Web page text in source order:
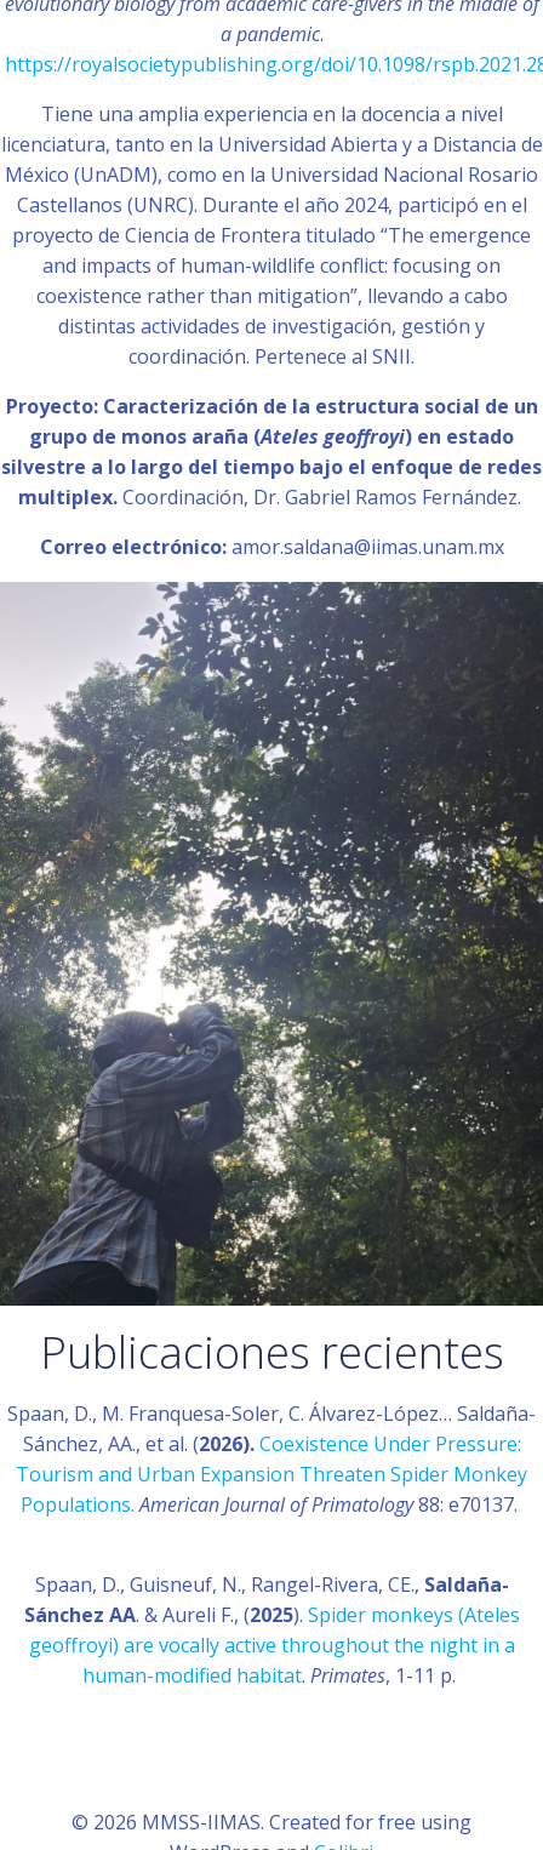
a pandemic.
https://royalsocietypublishing.org/doi/10.1098/
Tiene una amplia experiencia en la docencia a nivel
licenciatura, tanto en la Universidad Abierta y a Distancia de
México (UnADM), como en la Universidad Nacional Rosario
Castellanos (UNRC). Durante el año 2024, participó en el
proyecto de Ciencia de Frontera titulado “The emergence
and impacts of human-wildlife conflict: focusing on
coexistence rather than mitigation”, llevando a cabo
distintas actividades de investigación, gestión y
coordinación. Pertenece al SNII.
Proyecto: Caracterización de la estructura social de un
grupo de monos araña (Ateles geoffroyi) en estado
silvestre a lo largo del tiempo bajo el enfoque de redes
multiplex.Coordinación, Dr. Gabriel Ramos Fernández.
Correo electrónico:amor.saldana@iimas.unam.mx
Publicaciones recientes
Spaan, D., M. Franquesa-Soler, C. Álvarez-López… Saldaña-
Sánchez, AA., et al. (2026). Coexistence Under Pressure:
Tourism and Urban Expansion Threaten Spider Monkey
Populations. American Journal of Primatology88: e70137.
Spaan, D., Guisneuf, N., Rangel-Rivera, CE., Saldaña-
Sánchez AA. & Aureli F., (2025). Spider monkeys (Ateles
geoffroyi) are vocally active throughout the night in a
human-modified habitat. Primates, 1-11 p.
© 2026 MMSS-IIMAS. Created for free using